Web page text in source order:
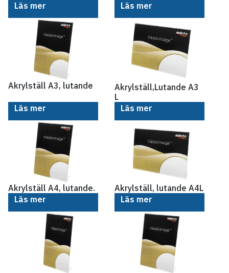
Läs mer
Läs mer
Akrylställ A3, lutande
Läs mer
Akrylställ,Lutande A3
L
Läs mer
Akrylställ A4, lutande.
Läs mer
Akrylställ, lutande A4L
Läs mer